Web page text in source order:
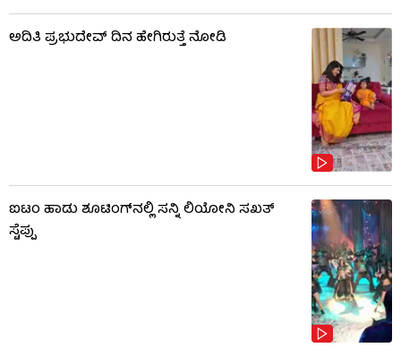
ಅದಿತಿ ಪ್ರಭುದೇವ್ ದಿನ ಹೇಗಿರುತ್ತೆ ನೋಡಿ
ಐಟಂ ಹಾಡು ಶೂಟಿಂಗ್​​ನಲ್ಲಿ ಸನ್ನಿ ಲಿಯೋನಿ ಸಖತ್
ಸ್ಟೆಪ್ಪು